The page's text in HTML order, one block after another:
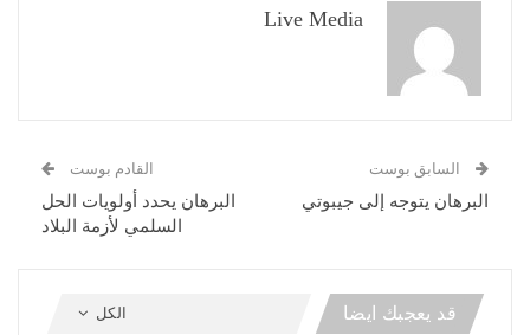
Live Media
السابق بوست
البرهان يتوجه إلى جيبوتي
القادم بوست
البرهان يحدد أولويات الحل
السلمي لأزمة البلاد
الكل قد يعجبك ايضا